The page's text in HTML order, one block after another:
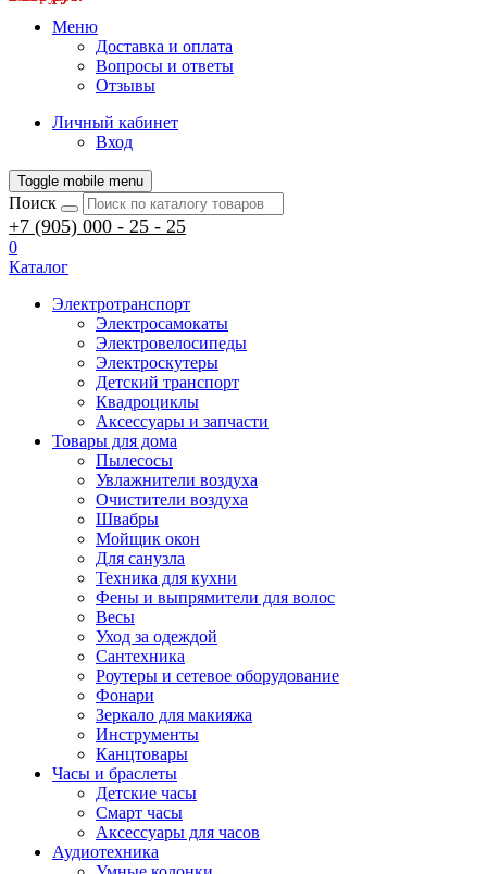
Меню
Доставка и оплата
Вопросы и ответы
Отзывы
Личный кабинет
Вход
Toggle mobile menu
Поиск
+7 (905) 000 - 25 - 25
0
Каталог
Электротранспорт
Электросамокаты
Электровелосипеды
Электроскутеры
Детский транспорт
Квадроциклы
Аксессуары и запчасти
Товары для дома
Пылесосы
Увлажнители воздуха
Очистители воздуха
Швабры
Мойщик окон
Для санузла
Техника для кухни
Фены и выпрямители для волос
Весы
Уход за одеждой
Сантехника
Роутеры и сетевое оборудование
Фонари
Зеркало для макияжа
Инструменты
Канцтовары
Часы и браслеты
Детские часы
Смарт часы
Аксессуары для часов
Аудиотехника